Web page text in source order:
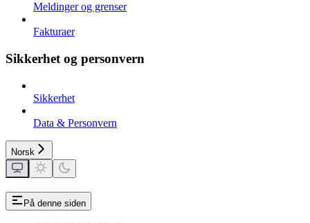
Meldinger og grenser
Fakturaer
Sikkerhet og personvern
Sikkerhet
Data & Personvern
Norsk
På denne siden